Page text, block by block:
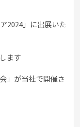
2024」に出展いた
ます
」が当社で開催さ